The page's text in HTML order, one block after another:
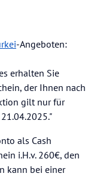
-Angeboten:
erhalten Sie
der Ihnen nach
gilt nur für
als Cash
i.H.v. 260€, den
kann bei einer